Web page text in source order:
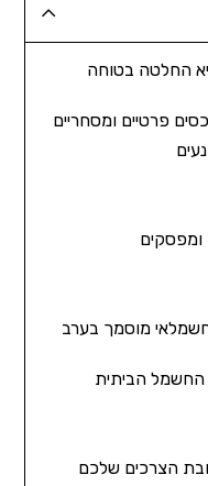
החלטה בטוחה
פרטיים ומסחריים
ומפסקים
מוסמך בערב
החשמל הביתית
הצרכים שלכם